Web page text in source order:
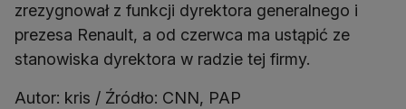
zrezygnował z funkcji dyrektora generalnego i
prezesa Renault, a od czerwca ma ustąpić ze
stanowiska dyrektora w radzie tej firmy.
Autor: kris / Źródło: CNN, PAP